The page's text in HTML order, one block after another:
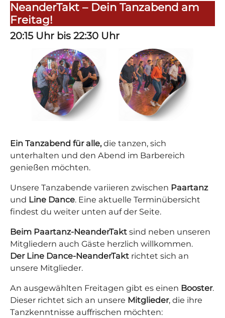
NeanderTakt – Dein Tanzabend am
Freitag!
20:15 Uhr bis 22:30 Uhr
Ein Tanzabend für alle,die tanzen, sich
unterhalten und den Abend im Barbereich
genießen möchten.
Unsere Tanzabende variieren zwischen Paartanz
und Line Dance. Eine aktuelle Terminübersicht
findest du weiter unten auf der Seite.
Beim Paartanz-NeanderTakt sind neben unseren
Mitgliedern auch Gäste herzlich willkommen.
Der Line Dance-NeanderTakt richtet sich an
unsere Mitglieder.
An ausgewählten Freitagen gibt es einen Booster.
Dieser richtet sich an unsere Mitglieder, die ihre
Tanzkenntnisse auffrischen möchten: